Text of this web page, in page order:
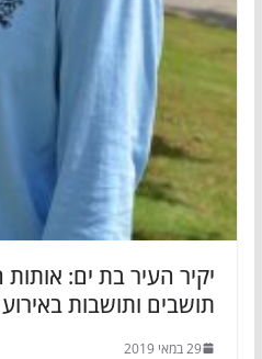
תושבים ותושבות
29 במאי 2019